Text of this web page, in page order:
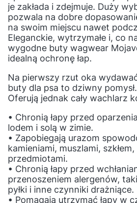
je zakłada i zdejmuje. Duży
pozwala na dobre
na swoim miejscu nawet
Eleganckie, wytrzymałe i, co
wygodne buty wagwear
idealną ochronę łap.
Na pierwszy rzut oka
buty dla psa to dziwny pomysł.
Oferują jednak cały wachlarz
• Chronią łapy przed
lodem i solą w zimie.
• Zapobiegają urazom
kamieniami, muszlami,
przedmiotami.
• Chronią łapy przed
przenoszeniem alergenów,
pyłki i inne czynniki drażniące.
• Pomagają utrzymać łapy w